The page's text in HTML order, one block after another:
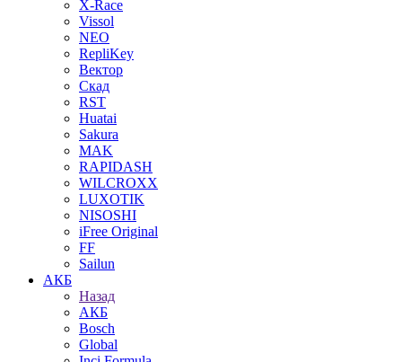
X-Race
Vissol
NEO
RepliKey
Вектор
Скад
RST
Huatai
Sakura
MAK
RAPIDASH
WILCROXX
LUXOTIK
NISOSHI
iFree Original
FF
Sailun
АКБ
Назад
АКБ
Bosch
Global